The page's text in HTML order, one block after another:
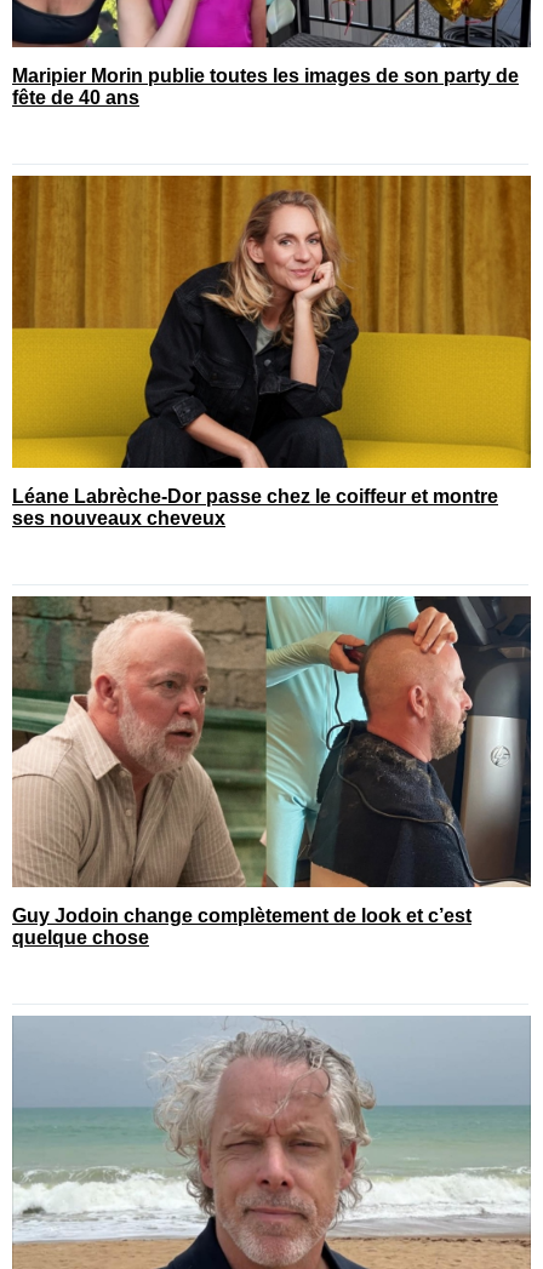
Maripier Morin publie toutes les images de son party de
fête de 40 ans
Léane Labrèche-Dor passe chez le coiffeur et montre
ses nouveaux cheveux
Guy Jodoin change complètement de look et c’est
quelque chose